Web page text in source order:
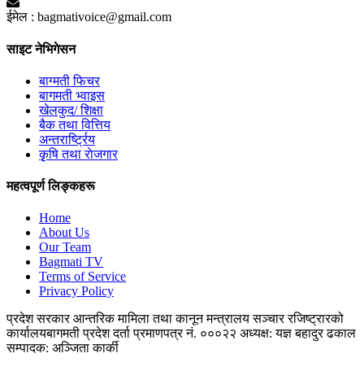
ईमेल : bagmativoice@gmail.com
साइट नेभिगेसन
बाग्मती फिचर
बागमती भ्वाइस
खेलकुद/ शिक्षा
बैक तथा वित्तिय
अन्तरार्ष्ट्रिय
कृृषि तथा राेजगार
महत्वपूर्ण लिङ्कहरू
Home
About Us
Our Team
Bagmati TV
Terms of Service
Privacy Policy
प्रदेश सरकारआन्तरिक मामिला तथा कानून मन्त्रालयसञ्चार रजिष्ट्रारको
कार्यालयबागमती प्रदेशदर्ता प्रमाणपत्र नं. ०००२२ अध्यक्ष: यज्ञ बहादुर ढकाल
सम्पादक: अञ्जिता कार्की